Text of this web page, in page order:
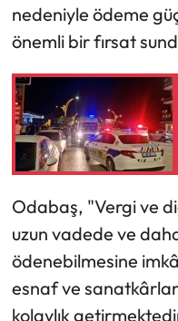
nedeniyle ödeme
önemli bir fırsat
Odabaş, "Vergi ve
uzun vadede ve
ödenebilmesine
esnaf ve
kolaylık
Siyaset
Spor
Sungurlu
Turizm
Uğurludağ
Yaşam
Yayla Haber